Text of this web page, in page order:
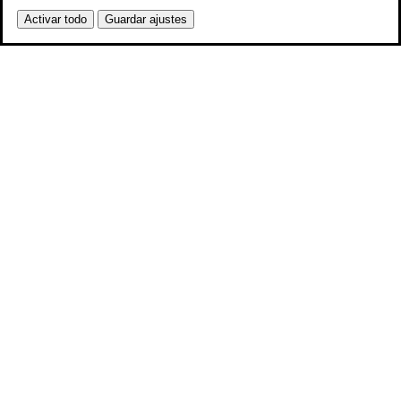
Activar todo Guardar ajustes